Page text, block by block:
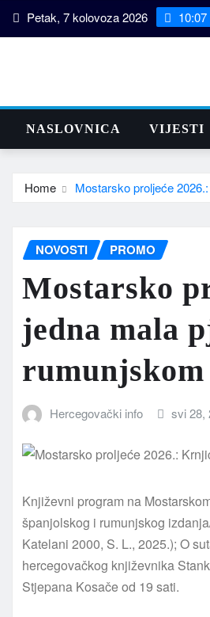
Skip Petak, 7 kolovoza 2026
NASLOVNICA VIJESTI
Home Mostarsko proljeće
NOVOSTI PROMO
Mostarsko
jedna mala
Hercegovački info svi 28,
Književni program na
španjolskog i rumunjskog
Katelani 2000, S. L., 2025.); O
hercegovačkog književnika
Stjepana Kosače od 19 sati.